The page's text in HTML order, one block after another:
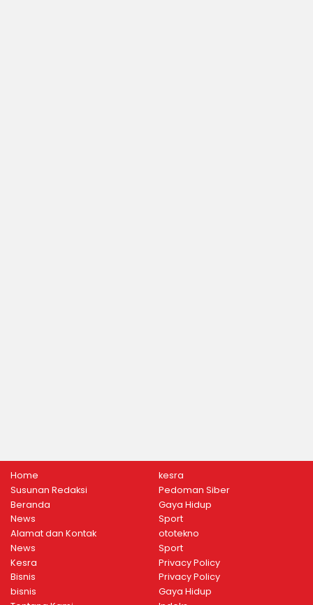
Home
Susunan Redaksi
Beranda
News
Alamat dan Kontak
News
Kesra
Bisnis
bisnis
kesra
Pedoman Siber
Gaya Hidup
Sport
ototekno
Sport
Privacy Policy
Privacy Policy
Gaya Hidup